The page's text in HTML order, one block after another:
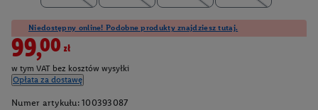
Niedostępny online! Podobne produkty znajdziesz tutaj.
99,00zł
w tym VAT bez kosztów wysyłki
Opłata za dostawę
Numer artykułu: 100393087